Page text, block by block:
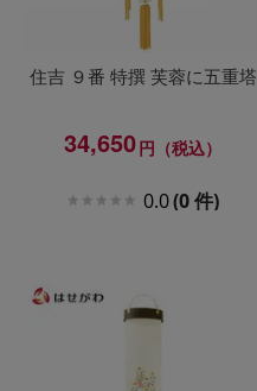
住吉 ９番 特撰 芙蓉に五重塔
34,650円（税込）
0.0(0 件)